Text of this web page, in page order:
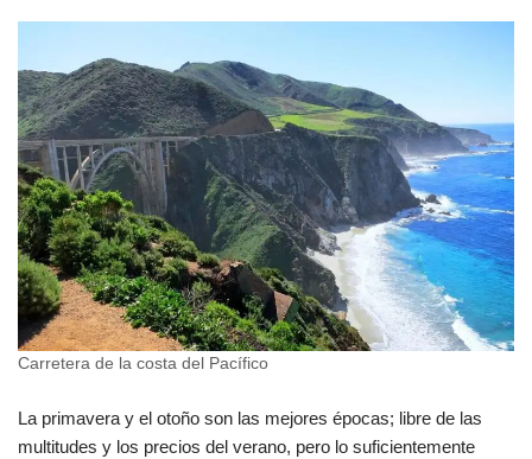
Carretera de la costa del Pacífico
La primavera y el otoño son las mejores épocas; libre de las
multitudes y los precios del verano, pero lo suficientemente